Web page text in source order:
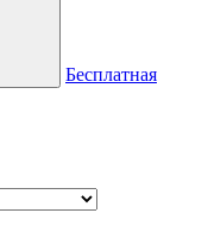
Бесплатная